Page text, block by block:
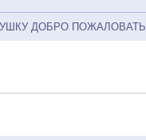
ДОБРО